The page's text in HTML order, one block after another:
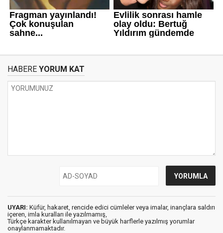
HABERE YORUM KAT
UYARI: Küfür, hakaret, rencide edici cümleler veya imalar, inançlara saldırı
içeren, imla kuralları ile yazılmamış,
Türkçe karakter kullanılmayan ve büyük harflerle yazılmış yorumlar
onaylanmamaktadır.